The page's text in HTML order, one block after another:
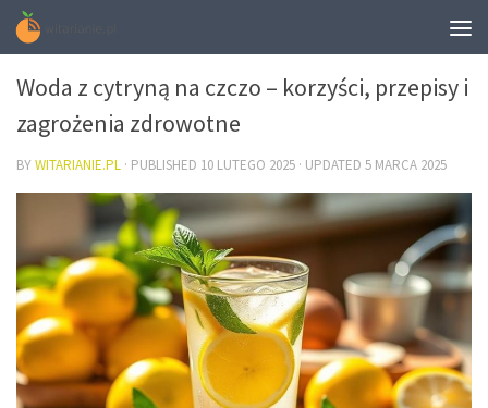
DIETA
Woda z cytryną na czczo – korzyści, przepisy i
zagrożenia zdrowotne
BYWITARIANIE.PL · PUBLISHED 10 LUTEGO 2025 · UPDATED 5 MARCA 2025